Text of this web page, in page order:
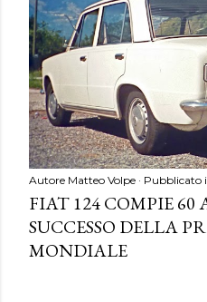
Autore Matteo Volpe Pubblicato
FIAT 124 COMPIE 60
SUCCESSO DELLA
MONDIALE